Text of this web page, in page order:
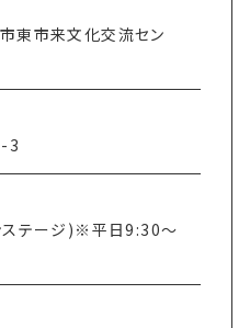
東市来文化交流セン
3
テージ)※平日9:30〜